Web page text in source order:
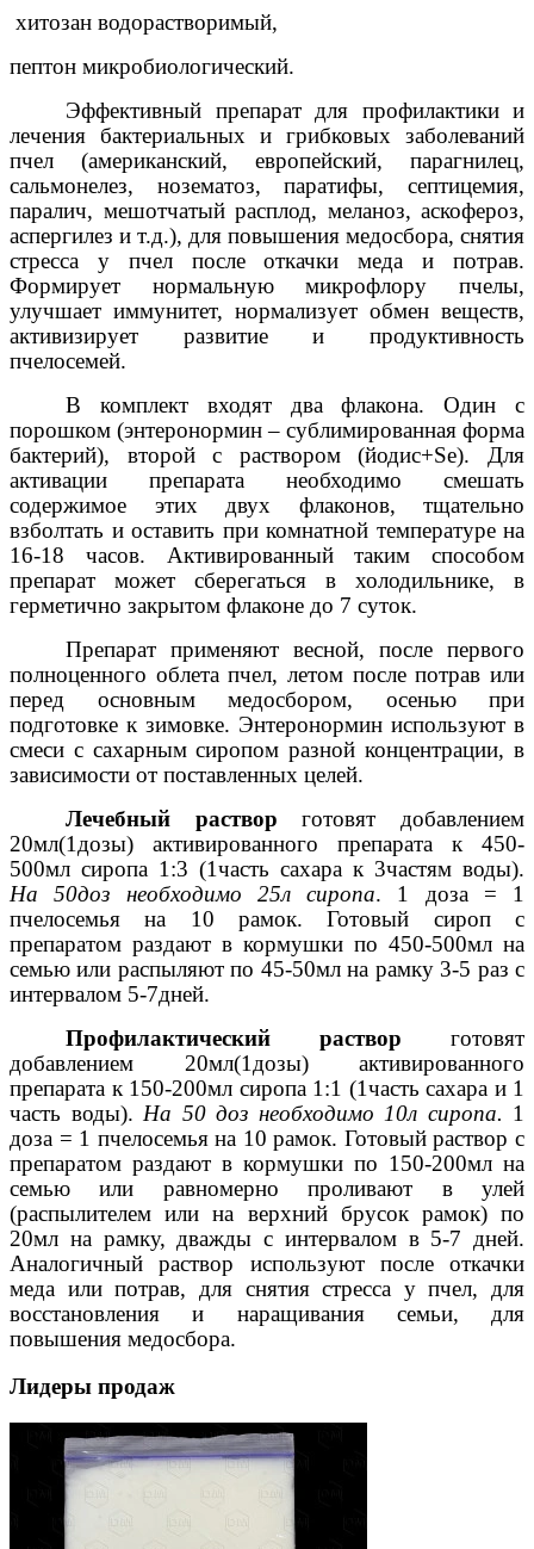
хитозан водорастворимый,
пептон микробиологический.
Эффективный препарат для профилактики и
лечения бактериальных и грибковых заболеваний
пчел (американский, европейский, парагнилец,
сальмонелез, нозематоз, паратифы, септицемия,
паралич, мешотчатый расплод, меланоз, аскофероз,
аспергилез и т.д.), для повышения медосбора, снятия
стресса у пчел после откачки меда и потрав.
Формирует нормальную микрофлору пчелы,
улучшает иммунитет, нормализует обмен веществ,
активизирует развитие и продуктивность
пчелосемей.
В комплект входят два флакона. Один с
порошком (энтеронормин – сублимированная форма
бактерий), второй с раствором (йодис+Se). Для
активации препарата необходимо смешать
содержимое этих двух флаконов, тщательно
взболтать и оставить при комнатной температуре на
16-18 часов. Активированный таким способом
препарат может сберегаться в холодильнике, в
герметично закрытом флаконе до 7 суток.
Препарат применяют весной, после первого
полноценного облета пчел, летом после потрав или
перед основным медосбором, осенью при
подготовке к зимовке. Энтеронормин используют в
смеси с сахарным сиропом разной концентрации, в
зависимости от поставленных целей.
Лечебный раствор готовят добавлением
20мл(1дозы) активированного препарата к 450-
500мл сиропа 1:3 (1часть сахара к 3частям воды).
На 50доз необходимо 25л сиропа. 1 доза = 1
пчелосемья на 10 рамок. Готовый сироп с
препаратом раздают в кормушки по 450-500мл на
семью или распыляют по 45-50мл на рамку 3-5 раз с
интервалом 5-7дней.
Профилактический раствор готовят
добавлением 20мл(1дозы) активированного
препарата к 150-200мл сиропа 1:1 (1часть сахара и 1
часть воды). На 50 доз необходимо 10л сиропа. 1
доза = 1 пчелосемья на 10 рамок. Готовый раствор с
препаратом раздают в кормушки по 150-200мл на
семью или равномерно проливают в улей
(распылителем или на верхний брусок рамок) по
20мл на рамку, дважды с интервалом в 5-7 дней.
Аналогичный раствор используют после откачки
меда или потрав, для снятия стресса у пчел, для
восстановления и наращивания семьи, для
повышения медосбора.
Лидеры продаж